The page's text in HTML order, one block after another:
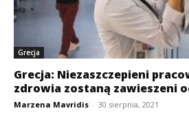
Grecja
Grecja: Niezaszczepieni
zdrowia zostaną zawieszeni
Marzena Mavridis - 30 sierpnia, 2021